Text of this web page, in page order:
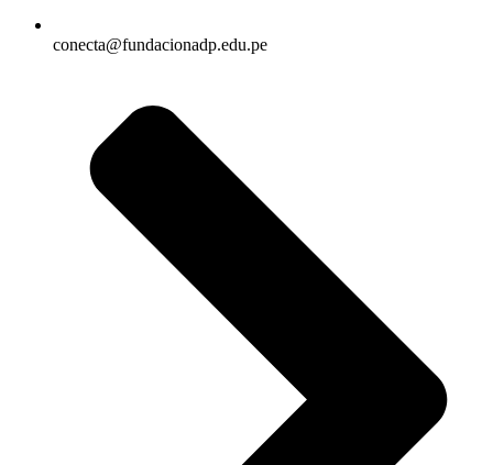
conecta@fundacionadp.edu.pe